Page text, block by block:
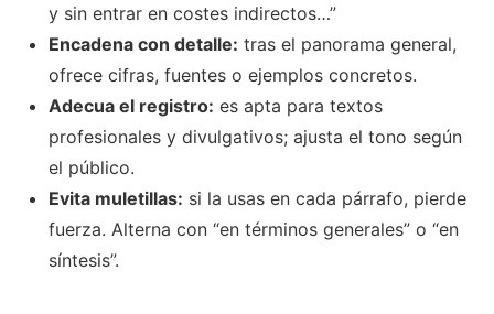
y sin entrar en costes indirectos…”
Encadena con detalle: tras el panorama general,
ofrece cifras, fuentes o ejemplos concretos.
Adecua el registro: es apta para textos
profesionales y divulgativos; ajusta el tono según
el público.
Evita muletillas: si la usas en cada párrafo, pierde
fuerza. Alterna con “en términos generales” o “en
síntesis”.